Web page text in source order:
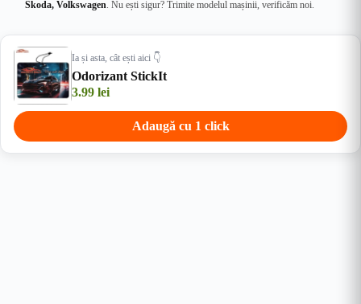
Skoda, Volkswagen . Nu ești sigur? Trimite modelul mașinii, verificăm noi.
Ia și asta, cât ești aici 👇
Odorizant StickIt
3.99 lei
Adaugă cu 1 click